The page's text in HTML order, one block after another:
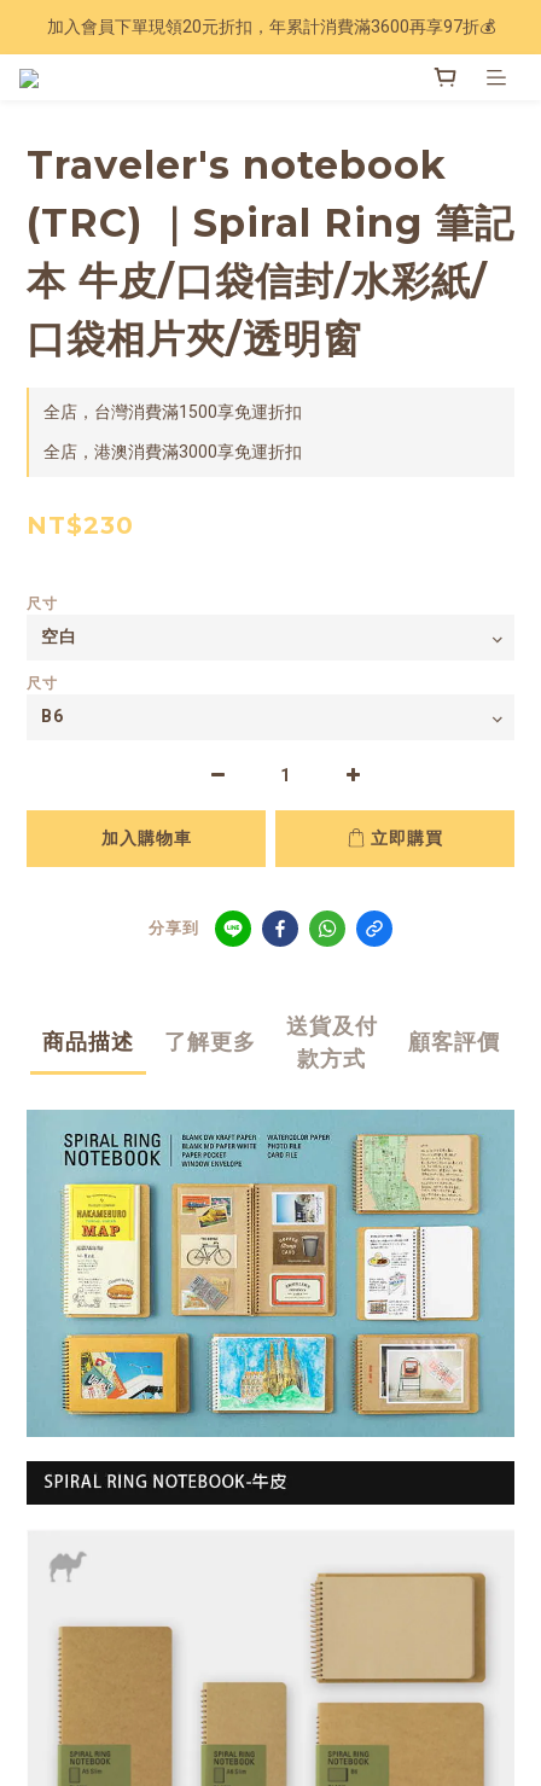
Have a nice trip 🧳 2027手帳季 準備登場
加入會員下單現領20元折扣，年累計消費滿3600再享97折💰
Traveler's notebook
(TRC) ｜Spiral Ring 筆記
本 牛皮/口袋信封/水彩紙/
口袋相片夾/透明窗
全店，台灣消費滿1500享免運折扣
全店，港澳消費滿3000享免運折扣
NT$230
尺寸
尺寸
加入購物車 立即購買
分享到
商品描述 了解更多
送貨及付
款方式
顧客評價